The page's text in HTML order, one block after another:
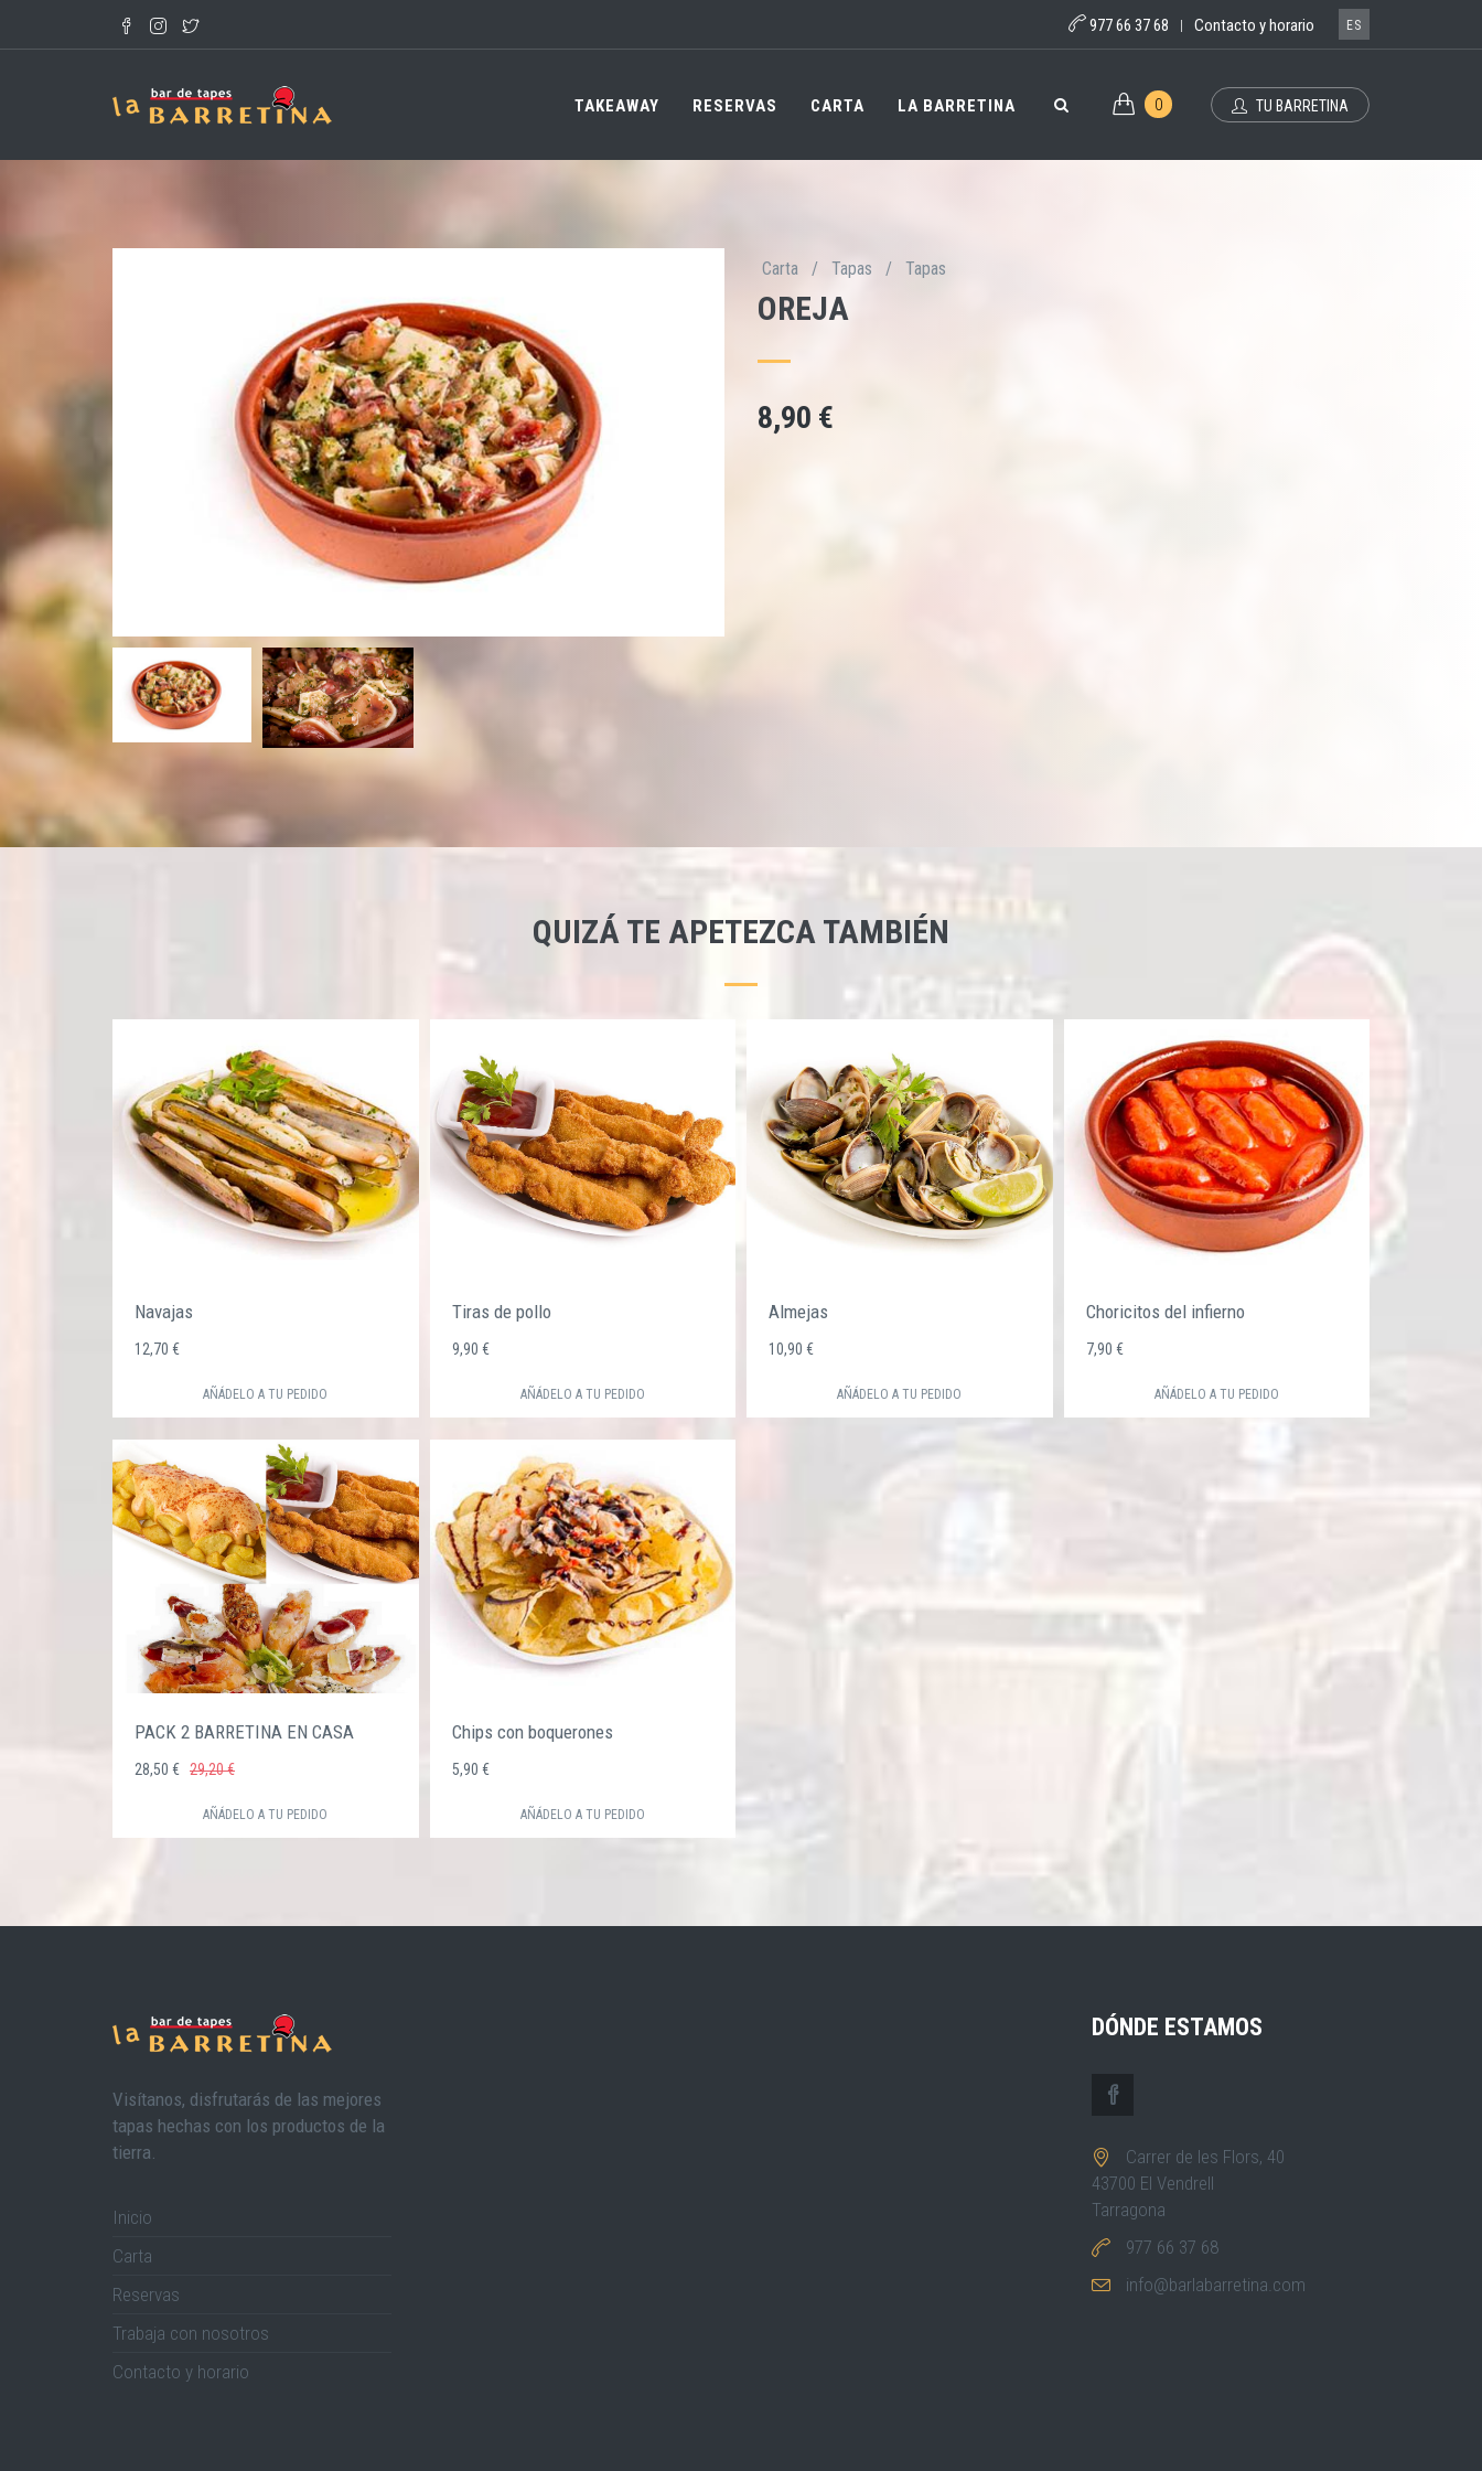
977 66 37 68 | Contacto y horario ES
TAKEAWAY RESERVAS CARTA LA BARRETINA 0 TU BARRETINA
Carta / Tapas / Tapas
OREJA
8,90 €
QUIZÁ TE APETEZCA TAMBIÉN
Navajas
12,70 €
AÑÁDELO A TU PEDIDO
Tiras de pollo
9,90 €
AÑÁDELO A TU PEDIDO
Almejas
10,90 €
AÑÁDELO A TU PEDIDO
Choricitos del infierno
7,90 €
AÑÁDELO A TU PEDIDO
PACK 2 BARRETINA EN CASA
28,50 € 29,20 €
AÑÁDELO A TU PEDIDO
Chips con boquerones
5,90 €
AÑÁDELO A TU PEDIDO
Visítanos, disfrutarás de las mejores
tapas hechas con los productos de la
tierra.
Inicio
Carta
Reservas
Trabaja con nosotros
Contacto y horario
DÓNDE ESTAMOS
Carrer de les Flors, 40
43700 El Vendrell
Tarragona
977 66 37 68
info@barlabarretina.com